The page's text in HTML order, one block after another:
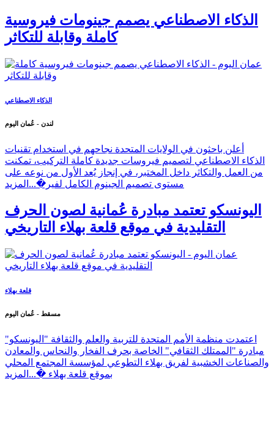
الذكاء الاصطناعي يصمم جينومات فيروسية
كاملة وقابلة للتكاثر
الذكاء الاصطناعي
لندن - عُمان اليوم
أعلن باحثون في الولايات المتحدة نجاحهم في استخدام تقنيات
الذكاء الاصطناعي لتصميم فيروسات جديدة كاملة التركيب، تمكنت
من العمل والتكاثر داخل المختبر، في إنجاز يُعد الأول من نوعه على
مستوى تصميم الجينوم الكامل لفير�... المزيد
اليونسكو تعتمد مبادرة عُمانية لصون الحرف
التقليدية في موقع قلعة بهلاء التاريخي
قلعة بهلاء
مسقط - عُمان اليوم
اعتمدت منظمة الأمم المتحدة للتربية والعلم والثقافة "اليونسكو"
مبادرة "الممتلك الثقافي" الخاصة بحرف الفخار والنحاس والمعادن
والصناعات الخشبية لفريق بهلاء التطوعي لمؤسسة المجتمع المحلي
بموقع قلعة بهلاء �... المزيد